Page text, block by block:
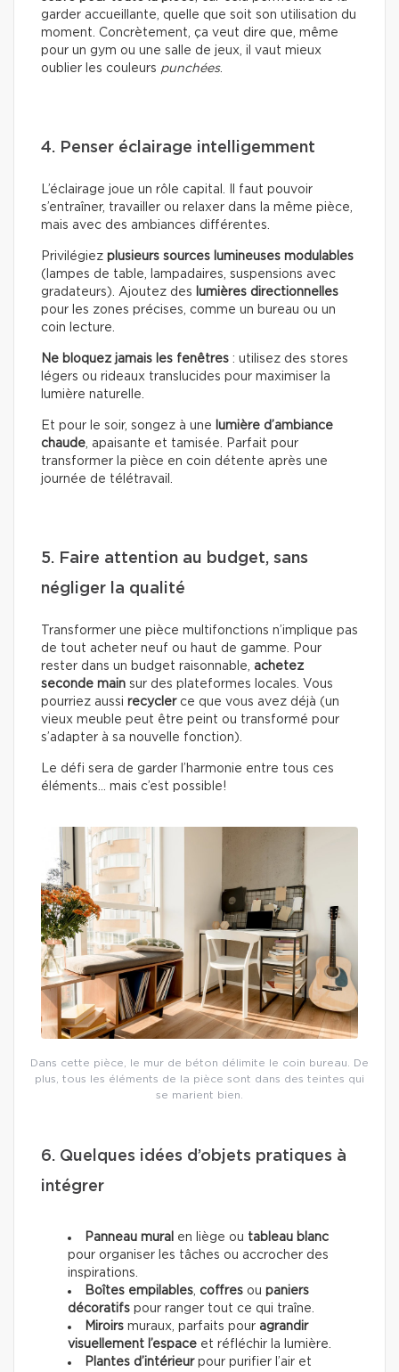
garder accueillante, quelle que soit son utilisation du
moment. Concrètement, ça veut dire que, même
pour un gym ou une salle de jeux, il vaut mieux
oublier les couleurs punchées.
4. Penser éclairage intelligemment
L’éclairage joue un rôle capital. Il faut pouvoir
s’entraîner, travailler ou relaxer dans la même pièce,
mais avec des ambiances différentes.
Privilégiez plusieurs sources lumineuses modulables
(lampes de table, lampadaires, suspensions avec
gradateurs). Ajoutez des lumières directionnelles
pour les zones précises, comme un bureau ou un
coin lecture.
Ne bloquez jamais les fenêtres : utilisez des stores
légers ou rideaux translucides pour maximiser la
lumière naturelle.
Et pour le soir, songez à une lumière d’ambiance
chaude, apaisante et tamisée. Parfait pour
transformer la pièce en coin détente après une
journée de télétravail.
5. Faire attention au budget, sans
négliger la qualité
Transformer une pièce multifonctions n’implique pas
de tout acheter neuf ou haut de gamme. Pour
rester dans un budget raisonnable, achetez
seconde main sur des plateformes locales. Vous
pourriez aussi recyclerce que vous avez déjà (un
vieux meuble peut être peint ou transformé pour
s’adapter à sa nouvelle fonction).
Le défi sera de garder l’harmonie entre tous ces
éléments… mais c’est possible!
Dans cette pièce, le mur de béton délimite le coin bureau. De
plus, tous les éléments de la pièce sont dans des teintes qui
se marient bien.
6. Quelques idées d’objets pratiques à
intégrer
Panneau mural en liège ou tableau blanc
pour organiser les tâches ou accrocher des
inspirations.
Boîtes empilables, coffres ou paniers
décoratifs pour ranger tout ce qui traîne.
Miroirs muraux, parfaits pour agrandir
visuellement l’espace et réfléchir la lumière.
Plantes d’intérieurpour purifier l’air et